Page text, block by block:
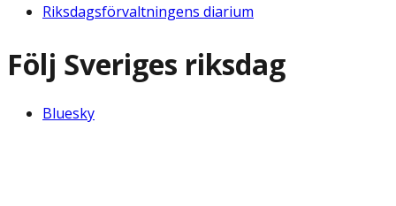
Riksdagsförvaltningens diarium
Följ Sveriges riksdag
Bluesky